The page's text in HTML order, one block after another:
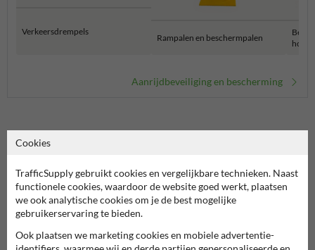
Verkeersdrempels
Rampalen en beschermpalen
Aanrijdbeveiliging en bescherming
Bescherm jouw kabels en verhoog de veiligheid met deze 2-kanaals
rubberen kabelbrug is speciaal ontworpen om kabels tot 30 mm
diameter te beschermen tegen verkeersbelasting tot 20 ton. Dit
maakt het een ideale keuze voor drukke locaties waar zowel
Cookies
TrafficSupply gebruikt cookies en vergelijkbare technieken. Naast
functionele cookies, waardoor de website goed werkt, plaatsen
we ook analytische cookies om je de best mogelijke
gebruikerservaring te bieden.
Ook plaatsen we marketing cookies en mobiele advertentie-